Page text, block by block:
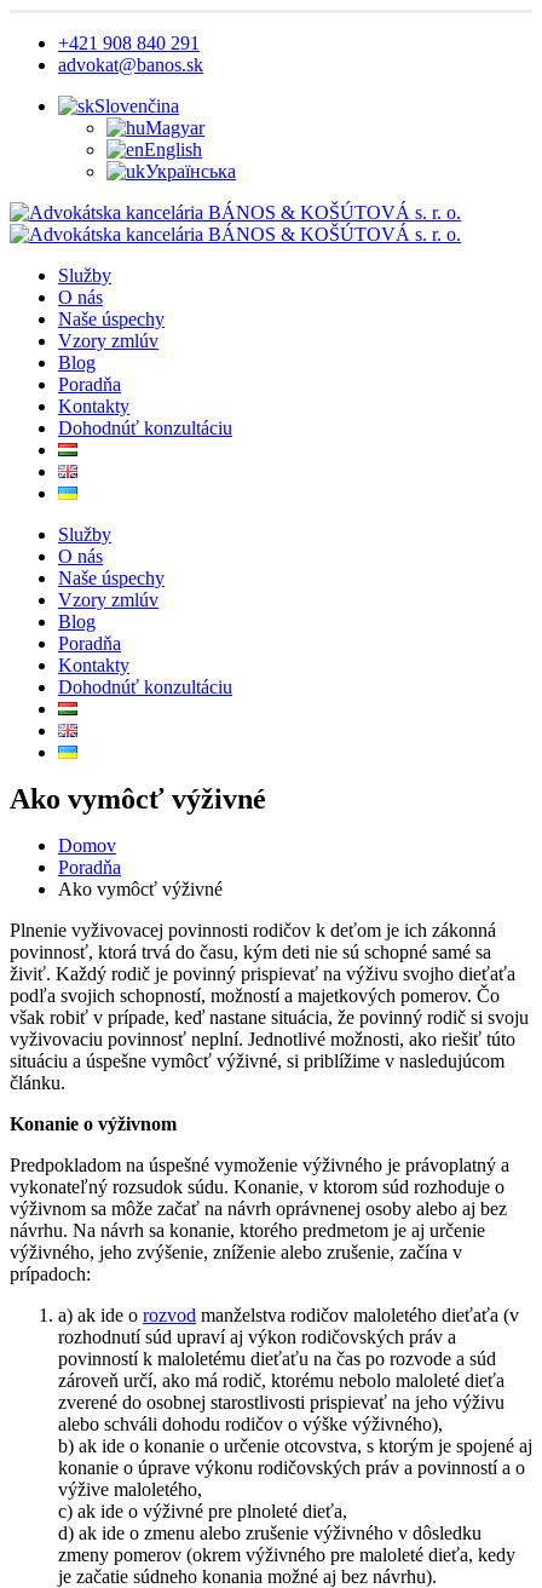
+421 908 840 291
advokat@banos.sk
Slovenčina
Magyar
English
Українська
Služby
O nás
Naše úspechy
Vzory zmlúv
Blog
Poradňa
Kontakty
Dohodnúť konzultáciu
Služby
O nás
Naše úspechy
Vzory zmlúv
Blog
Poradňa
Kontakty
Dohodnúť konzultáciu
Ako vymôcť výživné
Domov
Poradňa
Ako vymôcť výživné
Plnenie vyživovacej povinnosti rodičov k deťom je ich zákonná
povinnosť, ktorá trvá do času, kým deti nie sú schopné samé sa
živiť. Každý rodič je povinný prispievať na výživu svojho dieťaťa
podľa svojich schopností, možností a majetkových pomerov. Čo
však robiť v prípade, keď nastane situácia, že povinný rodič si svoju
vyživovaciu povinnosť neplní. Jednotlivé možnosti, ako riešiť túto
situáciu a úspešne vymôcť výživné, si priblížime v nasledujúcom
článku.
Konanie o výživnom
Predpokladom na úspešné vymoženie výživného je právoplatný a
vykonateľný rozsudok súdu. Konanie, v ktorom súd rozhoduje o
výživnom sa môže začať na návrh oprávnenej osoby alebo aj bez
návrhu. Na návrh sa konanie, ktorého predmetom je aj určenie
výživného, jeho zvýšenie, zníženie alebo zrušenie, začína v
prípadoch:
a) ak ide o rozvod manželstva rodičov maloletého dieťaťa (v
rozhodnutí súd upraví aj výkon rodičovských práv a
povinností k maloletému dieťaťu na čas po rozvode a súd
zároveň určí, ako má rodič, ktorému nebolo maloleté dieťa
zverené do osobnej starostlivosti prispievať na jeho výživu
alebo schváli dohodu rodičov o výške výživného),
b) ak ide o konanie o určenie otcovstva, s ktorým je spojené aj
konanie o úprave výkonu rodičovských práv a povinností a o
výžive maloletého,
c) ak ide o výživné pre plnoleté dieťa,
d) ak ide o zmenu alebo zrušenie výživného v dôsledku
zmeny pomerov (okrem výživného pre maloleté dieťa, kedy
je začatie súdneho konania možné aj bez návrhu).